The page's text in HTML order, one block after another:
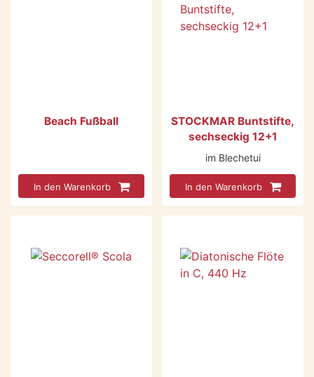
Beach Fußball
In den Warenkorb
STOCKMAR Buntstifte,
sechseckig 12+1
im Blechetui
In den Warenkorb